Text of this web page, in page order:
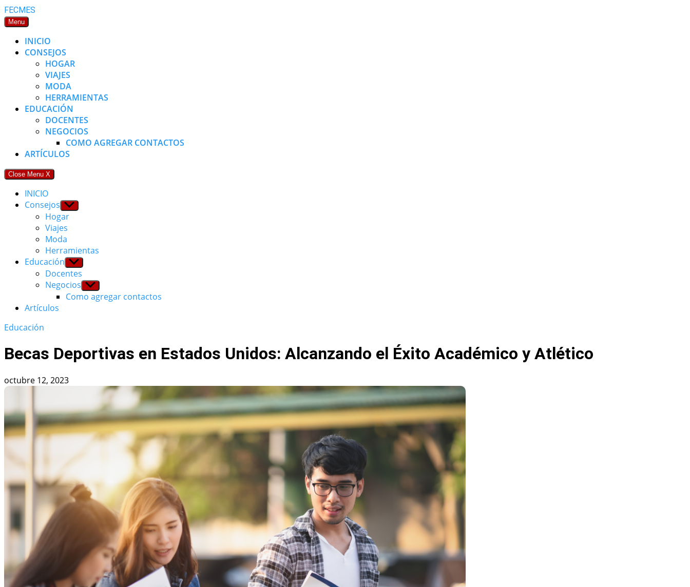
Skip
to
FECMES
Menu
INICIO
CONSEJOS
HOGAR
VIAJES
MODA
HERRAMIENTAS
EDUCACIÓN
DOCENTES
NEGOCIOS
COMO AGREGAR CONTACTOS
ARTÍCULOS
Close Menu X
INICIO
Consejos Show
sub
menu
Hogar
Viajes
Moda
Herramientas
Educación Show
sub
menu
Docentes
Negocios Show
sub
menu
Como agregar contactos
Artículos
Educación
Becas Deportivas en Estados Unidos: Alcanzando el Éxito Académico y Atlético
octubre 12, 2023